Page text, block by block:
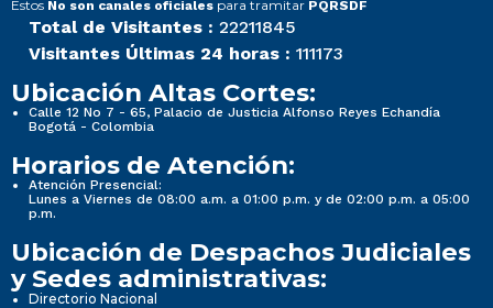
Estos No son canales oficiales para tramitar PQRSDF
Total de Visitantes : 22211845
Visitantes Últimas 24 horas : 111173
Ubicación Altas Cortes:
Calle 12 No 7 - 65, Palacio de Justicia Alfonso Reyes Echandía
Bogotá - Colombia
Horarios de Atención:
Atención Presencial:
Lunes a Viernes de 08:00 a.m. a 01:00 p.m. y de 02:00 p.m. a 05:00
p.m.
Ubicación de Despachos Judiciales
y Sedes administrativas:
Directorio Nacional